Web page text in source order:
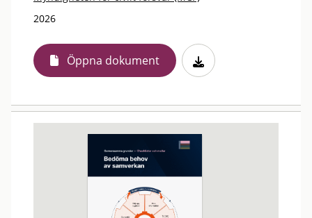
2026
Öppna dokument